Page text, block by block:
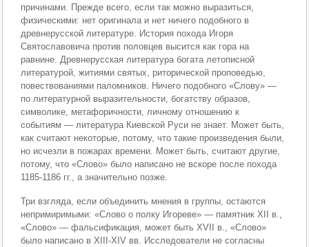
причинами. Прежде всего, если так можно выразиться,
физическими: нет оригинала и нет ничего подобного в
древнерусской литературе. История похода Игоря
Святославовича против половцев высится как гора на
равнине. Древнерусская литература богата летописной
литературой, житиями святых, риторической проповедью,
повествованиями паломников. Ничего подобного «Слову» —
по литературной выразительности, богатству образов,
символике, метафоричности, личному отношению к
событиям — литература Киевской Руси не знает. Может быть,
как считают некоторые, потому, что такие произведения были,
но исчезли в пожарах времени. Может быть, считают другие,
потому, что «Слово» было написано не вскоре после похода
1185-1186 гг., а значительно позже.
Три взгляда, если объединить мнения в группы, остаются
непримиримыми: «Слово о полку Игореве» — памятник XII в.,
«Слово» — фальсификация, может быть XVII в., «Слово»
было написано в XIII-XIV вв. Исследователи не согласны